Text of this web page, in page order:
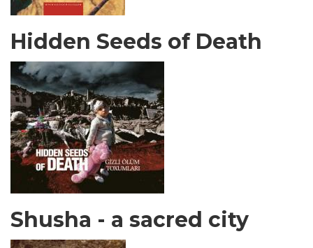
Hidden Seeds of Death
Shusha - a sacred city